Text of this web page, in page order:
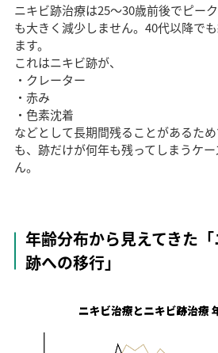
ニキビ跡治療は25〜30歳前後でピー
も大きく減少しません。40代以降で
ます。
これはニキビ跡が、
・クレーター
・赤み
・色素沈着
などとして長期間残ることがあるた
も、跡だけが何年も残ってしまうケ
ん。
年齢分布から見えてきた
跡への移行」